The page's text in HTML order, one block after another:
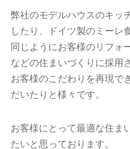
弊社のモデルハウスのキッ
したり、ドイツ製のミーレ
同じようにお客様のリフォ
などの住まいづくりに採用
お客様のこだわりを再現で
だいたりと様々です。
お客様にとって最適な住ま
たいと思っております。